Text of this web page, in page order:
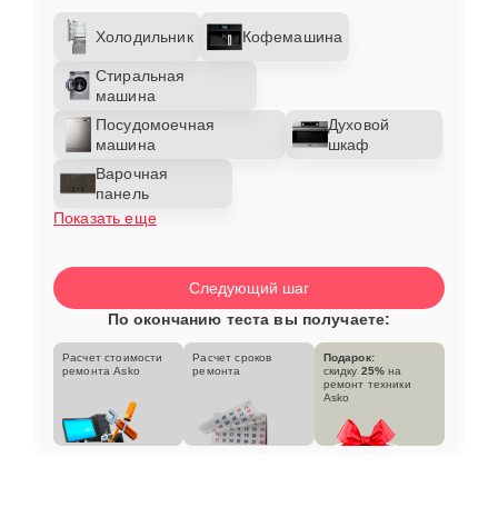
Холодильник Кофемашина
Стиральная
машина
Посудомоечная
машина
Духовой
шкаф
Варочная
панель
Показать еще
Следующий шаг
По окончанию теста вы получаете:
Расчет стоимости
ремонта Asko
Расчет сроков
ремонта
Подарок:
скидку 25% на
ремонт техники
Asko